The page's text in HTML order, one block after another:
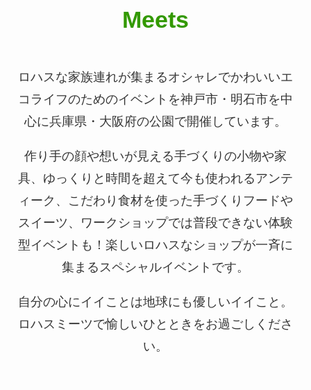
Meets
ロハスな家族連れが集まるオシャレでかわいいエ
コライフのためのイベントを神戸市・明石市を中
心に兵庫県・大阪府の公園で開催しています。
作り手の顔や想いが見える手づくりの小物や家
具、ゆっくりと時間を超えて今も使われるアンテ
ィーク、 こだわり食材を使った手づくりフードや
スイーツ、ワークショップでは普段できない体験
型イベントも！ 楽しいロハスなショップが一斉に
集まるスペシャルイベントです。
自分の心にイイことは地球にも優しいイイこと。
ロハスミーツで愉しいひとときをお過ごしくださ
い。